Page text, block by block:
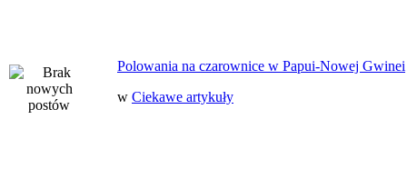
Polowania na czarownice w Papui-Nowej Gwinei
w Ciekawe artykuły